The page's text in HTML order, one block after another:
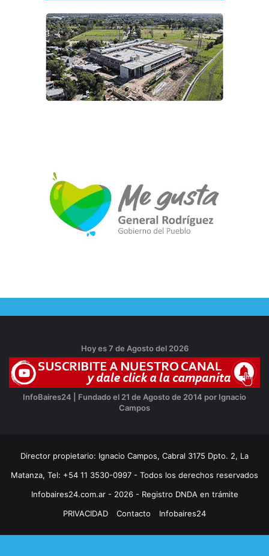
Hoy es 7 de Agosto del 2026
InfoBaires24 | Fundado el 21 de Agosto de 2014 por Ignacio
Campos
Director propietario: Ignacio Campos, Cabral 3175 Dpto. 2, La
Matanza, Tel: +54 11 3530-0997 - Todos los derechos reservados
Infobaires24.com.ar - 2026 - Registro DNDA en trámite
PRIVACIDAD
Contacto Infobaires24